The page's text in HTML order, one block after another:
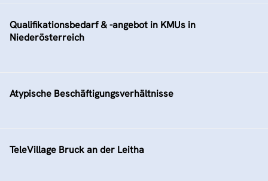
Qualifikationsbedarf & -angebot in KMUs in
Niederösterreich
Atypische Beschäftigungsverhältnisse
TeleVillage Bruck an der Leitha